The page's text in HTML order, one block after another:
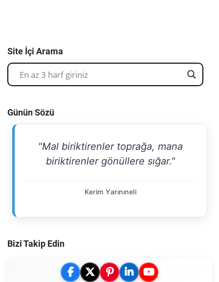
Site İçi Arama
Günün Sözü
"Mal biriktirenler toprağa, mana
biriktirenler gönüllere sığar."
Kerim Yarınıneli
Bizi Takip Edin